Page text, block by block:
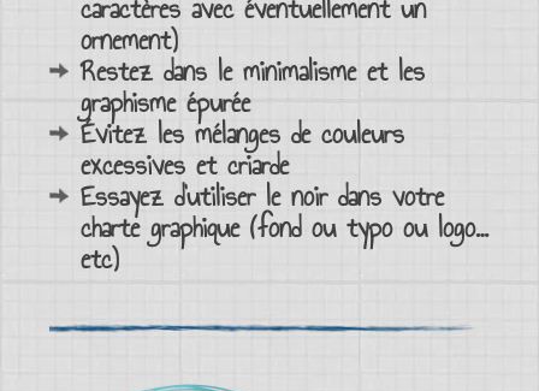
ornement)
Restez dans leminimalismeet les
graphisme épurée
Évitez les mélanges de couleurs
excessives et criarde
Essayez d’utiliser le noir dans votre
charte graphique(fond ou typo ou logo…
etc)